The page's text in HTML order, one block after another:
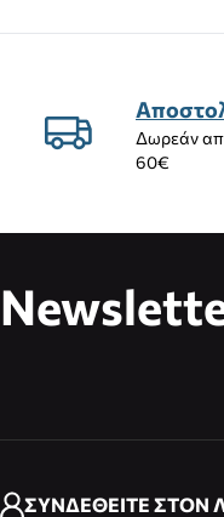
Δωρεάν
60€
ΣΥΝΔΕΘΕΙΤΕ ΣΤΟΝ